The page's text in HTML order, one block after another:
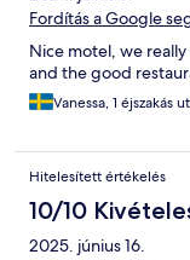
Fordítás a Google
Nice motel, we
and the good
Vanessa, 1 éjszakás
Hitelesített értékelés
10/10
2025. június 16.